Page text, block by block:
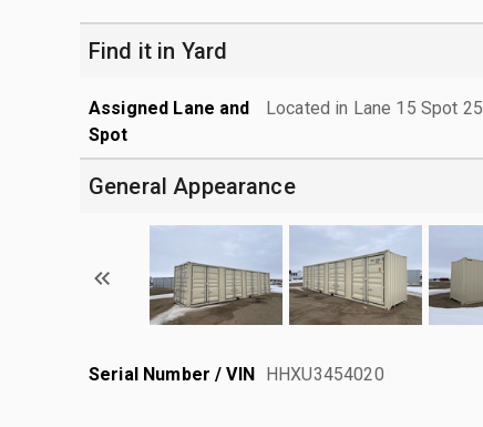
Find it in Yard
Assigned Lane and
Spot
Located in Lane 15 Spot 25
General Appearance
Serial Number / VIN HHXU3454020